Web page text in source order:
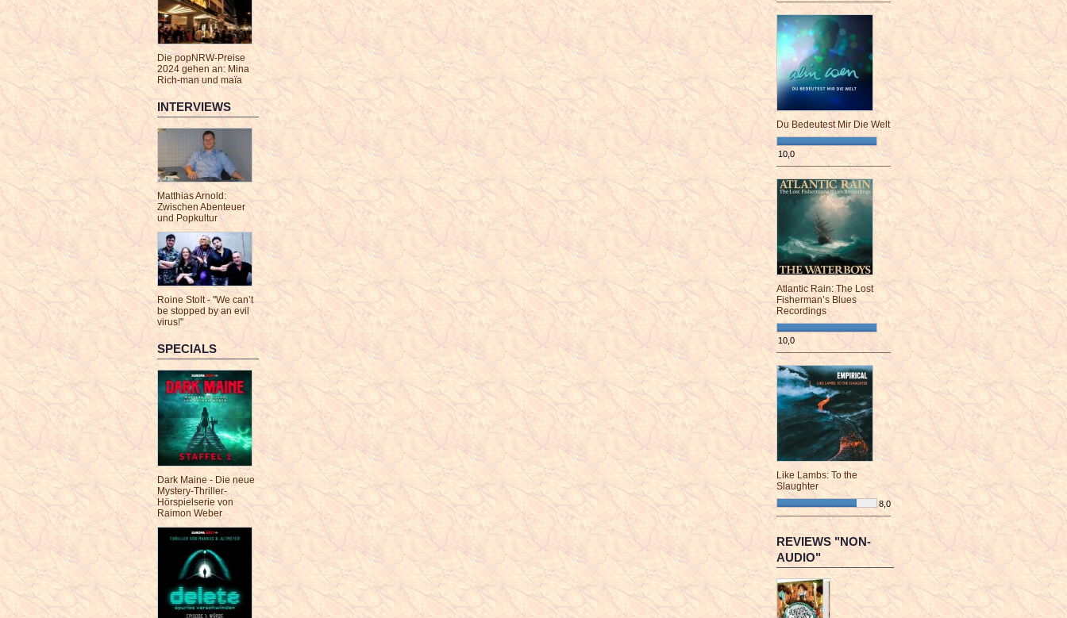
Die popNRW-Preise
2024 gehen an: Mina
Rich-man und maïa
INTERVIEWS
Matthias Arnold:
Zwischen Abenteuer
und Popkultur
Roine Stolt - "We can’t
be stopped by an evil
virus!"
SPECIALS
Dark Maine - Die neue
Mystery-Thriller-
Hörspielserie von
Raimon Weber
¯¯¯¯¯¯¯¯¯¯¯¯¯¯¯¯¯¯¯¯¯¯¯¯
Du Bedeutest Mir Die Welt
10,0
¯¯¯¯¯¯¯¯¯¯¯¯¯¯¯¯¯¯¯¯¯¯¯¯
Atlantic Rain: The Lost
Fisherman’s Blues
Recordings
10,0
¯¯¯¯¯¯¯¯¯¯¯¯¯¯¯¯¯¯¯¯¯¯¯¯
Like Lambs: To the
Slaughter
8,0
¯¯¯¯¯¯¯¯¯¯¯¯¯¯¯¯¯¯¯¯¯¯¯¯
REVIEWS "NON-
AUDIO"